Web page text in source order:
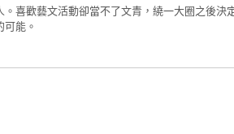
。喜歡藝文活動卻當不了文青，繞一大圈之後決
可能。